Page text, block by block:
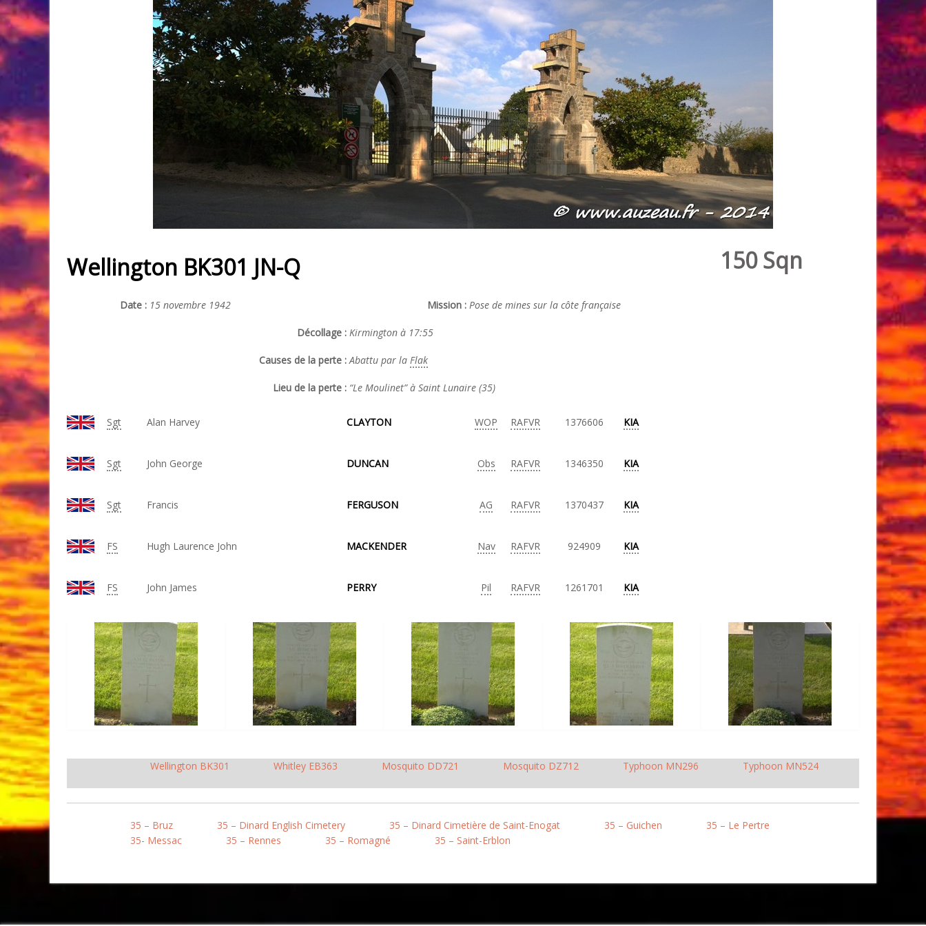
Wellington BK301 JN-Q 150 Sqn
Date : 15 novembre 1942 Mission : Pose de mines sur la côte française
Décollage : Kirmington à 17:55
Causes de la perte :Abattu par la Flak
Lieu de la perte : “Le Moulinet” à Saint Lunaire (35)
Sgt Alan Harvey CLAYTON WOP RAFVR 1376606 KIA
Sgt John George DUNCAN Obs RAFVR 1346350 KIA
Sgt Francis FERGUSON AG RAFVR 1370437 KIA
FS Hugh Laurence John MACKENDER Nav RAFVR 924909 KIA
FS John James PERRY Pil RAFVR 1261701 KIA
Wellington BK301 Whitley EB363 Mosquito DD721 Mosquito DZ712 Typhoon MN296 Typhoon MN524
35 – Bruz 35 – Dinard English Cimetery 35 – Dinard Cimetière de Saint-Enogat 35 – Guichen
35 – Le Pertre
35- Messac
35 – Rennes 35 – Romagné 35 – Saint-Erblon